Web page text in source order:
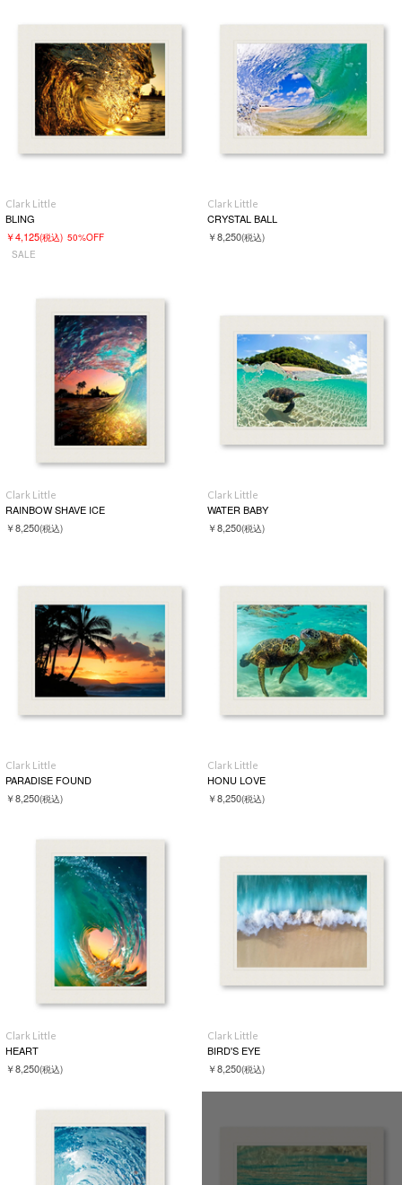
Clark Little
BLING
￥4,125(税込) 50%OFF
SALE
Clark Little
CRYSTAL BALL
￥8,250(税込)
Clark Little
RAINBOW SHAVE ICE
￥8,250(税込)
Clark Little
WATER BABY
￥8,250(税込)
Clark Little
PARADISE FOUND
￥8,250(税込)
Clark Little
HONU LOVE
￥8,250(税込)
Clark Little
HEART
￥8,250(税込)
Clark Little
BIRD'S EYE
￥8,250(税込)